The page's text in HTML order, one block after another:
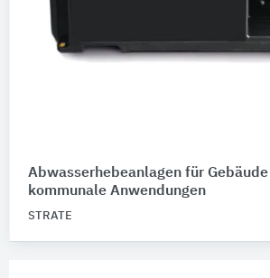
Abwasserhebeanlagen für Gebäude
kommunale Anwendungen
STRATE